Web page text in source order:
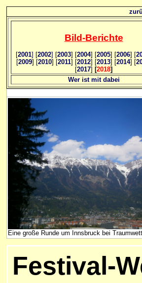
Bild-Berichte
[2001] [2002] [2003] [2004] [2005] [2006] [
[2009] [2010] [2011] [2012] [2013] [2014] [
[2017] [2018]
Wer ist mit dabei
Eine große Runde um Innsbruck bei
Festival-